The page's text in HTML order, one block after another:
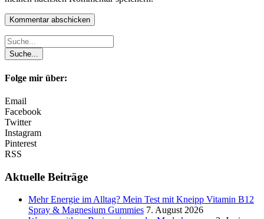
Folge mir über:
Email
Facebook
Twitter
Instagram
Pinterest
RSS
Aktuelle Beiträge
Mehr Energie im Alltag? Mein Test mit Kneipp Vitamin B12
Spray & Magnesium Gummies 7. August 2026